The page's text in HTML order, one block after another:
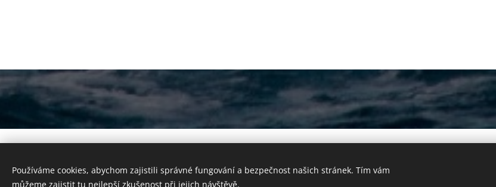
Používáme cookies, abychom zajistili správné fungování a bezpečnost našich stránek. Tím vám
můžeme zajistit tu nejlepší zkušenost při jejich návštěvě.